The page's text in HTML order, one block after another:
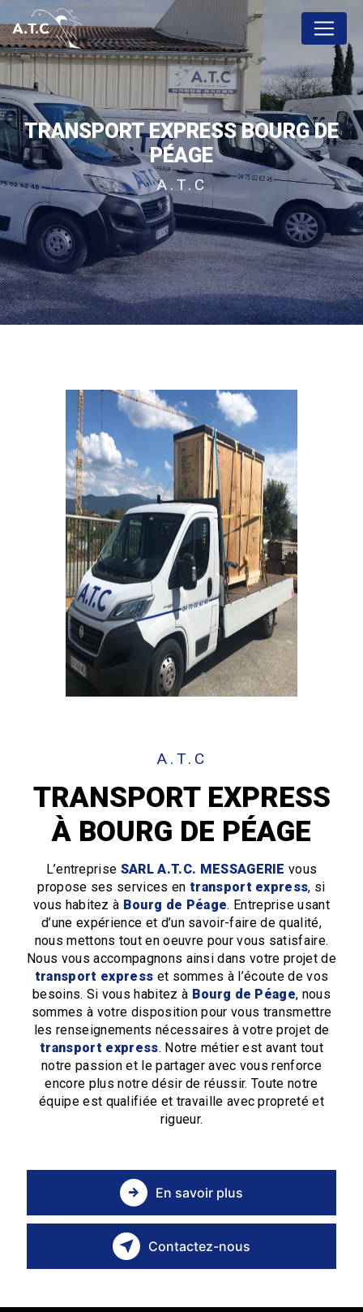
TRANSPORT EXPRESS BOURG DE
PÉAGE
A.T.C
A.T.C
TRANSPORT EXPRESS
À BOURG DE PÉAGE
L’entreprise SARL A.T.C. MESSAGERIE vous
propose ses services en transport express, si
vous habitez à Bourg de Péage. Entreprise usant
d’une expérience et d’un savoir-faire de qualité,
nous mettons tout en oeuvre pour vous satisfaire.
Nous vous accompagnons ainsi dans votre projet de
transport express et sommes à l’écoute de vos
besoins. Si vous habitez à Bourg de Péage, nous
sommes à votre disposition pour vous transmettre
les renseignements nécessaires à votre projet de
transport express. Notre métier est avant tout
notre passion et le partager avec vous renforce
encore plus notre désir de réussir. Toute notre
équipe est qualifiée et travaille avec propreté et
rigueur.
En savoir plus
Contactez-nous
Panneau de gestion des cookies